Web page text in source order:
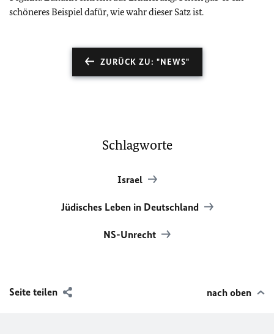
schöneres Beispiel dafür, wie wahr dieser Satz ist.
ZURÜCK ZU: "NEWS"
Schlagworte
Israel
Jüdisches Leben in Deutschland
NS-Unrecht
Seite teilen nach oben